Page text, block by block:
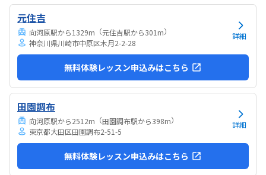
元住吉
向河原駅から1329m （元住吉駅から301m）
神奈川県川崎市中原区木月2-2-28
詳細
無料体験レッスン申込みはこちら
田園調布
向河原駅から2512m （田園調布駅から398m）
東京都大田区田園調布2-51-5
詳細
無料体験レッスン申込みはこちら